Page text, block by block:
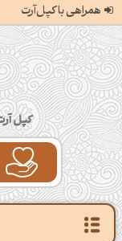
همراهی با کپل‌آرت